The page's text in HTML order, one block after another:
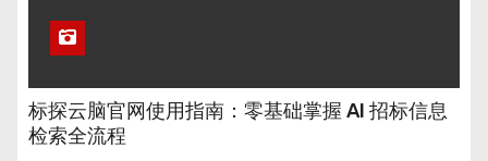
标探云脑官网使用指南：零基础掌握 AI 招标信息
检索全流程